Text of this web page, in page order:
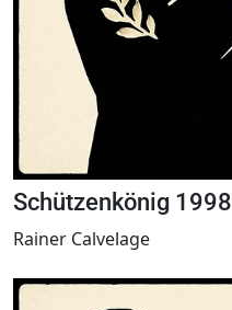
Schützenkönig 1998
Rainer Calvelage